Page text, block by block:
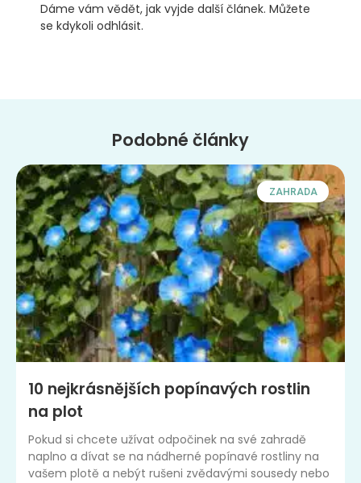
Dáme vám vědět, jak vyjde další článek. Můžete
se kdykoli odhlásit.
Podobné články
ZAHRADA
10 nejkrásnějších popínavých rostlin
na plot
Pokud si chcete užívat odpočinek na své zahradě
naplno a dívat se na nádherné popínavé rostliny na
vašem plotě a nebýt rušeni zvědavými sousedy nebo